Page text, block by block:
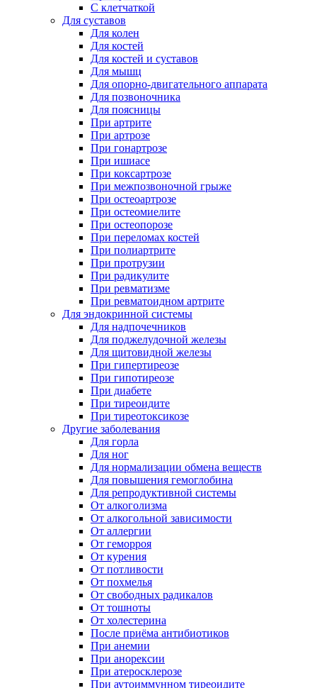
С клетчаткой
Для суставов
Для колен
Для костей
Для костей и суставов
Для мышц
Для опорно-двигательного аппарата
Для позвоночника
Для поясницы
При артрите
При артрозе
При гонартрозе
При ишиасе
При коксартрозе
При межпозвоночной грыже
При остеоартрозе
При остеомиелите
При остеопорозе
При переломах костей
При полиартрите
При протрузии
При радикулите
При ревматизме
При ревматоидном артрите
Для эндокринной системы
Для надпочечников
Для поджелудочной железы
Для щитовидной железы
При гипертиреозе
При гипотиреозе
При диабете
При тиреоидите
При тиреотоксикозе
Другие заболевания
Для горла
Для ног
Для нормализации обмена веществ
Для повышения гемоглобина
Для репродуктивной системы
От алкоголизма
От алкогольной зависимости
От аллергии
От геморроя
От курения
От потливости
От похмелья
От свободных радикалов
От тошноты
От холестерина
После приёма антибиотиков
При анемии
При анорексии
При атеросклерозе
При аутоиммунном тиреоидите